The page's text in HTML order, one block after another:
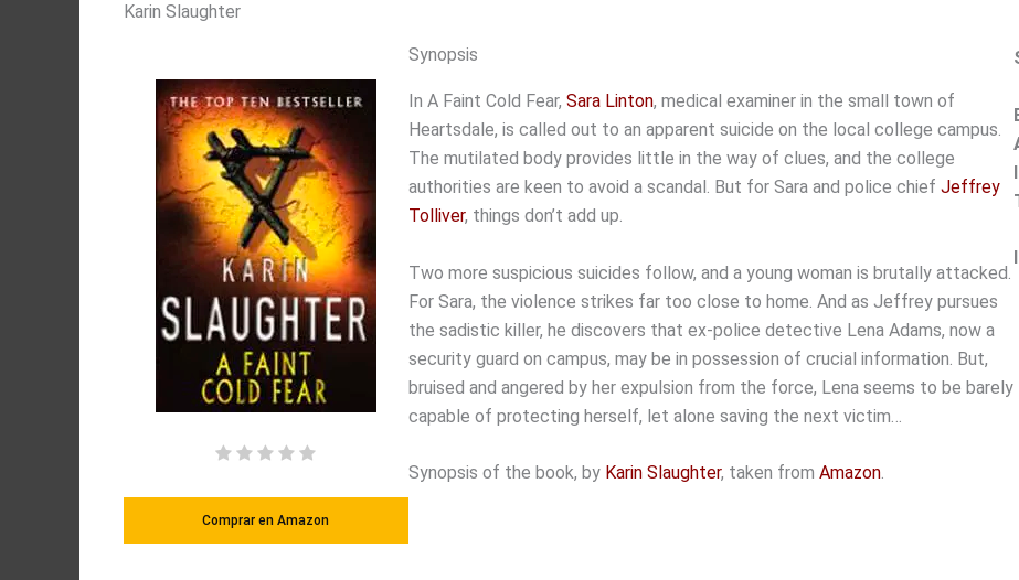
Karin Slaughter
Comprar en Amazon
Synopsis
In A Faint Cold Fear, Sara Linton, medical examiner in the small town of
Heartsdale, is called out to an apparent suicide on the local college campus.
The mutilated body provides little in the way of clues, and the college
authorities are keen to avoid a scandal. But for Sara and police chief Jeffrey
Tolliver, things don’t add up.
Two more suspicious suicides follow, and a young woman is brutally attacked.
For Sara, the violence strikes far too close to home. And as Jeffrey pursues
the sadistic killer, he discovers that ex-police detective Lena Adams, now a
security guard on campus, may be in possession of crucial information. But,
bruised and angered by her expulsion from the force, Lena seems to be barely
capable of protecting herself, let alone saving the next victim…
Synopsis of the book, by Karin Slaughter, taken from Amazon.